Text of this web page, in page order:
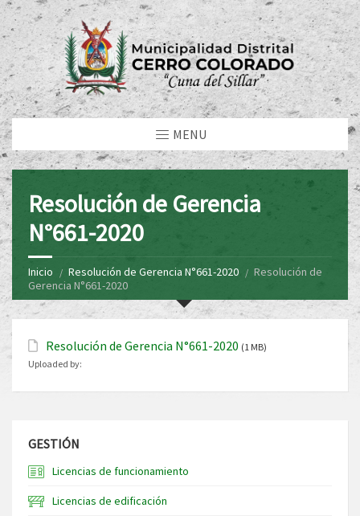
MENU
Resolución de Gerencia
N°661-2020
Inicio Resolución de Gerencia N°661-2020
Resolución de
Gerencia N°661-2020
Resolución de Gerencia N°661-2020 (1 MB)
Uploaded by:
GESTIÓN
Licencias de funcionamiento
Licencias de edificación